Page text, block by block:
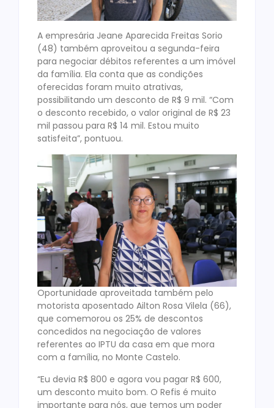
A empresária Jeane Aparecida Freitas Sorio
(48) também aproveitou a segunda-feira
para negociar débitos referentes a um imóvel
da família. Ela conta que as condições
oferecidas foram muito atrativas,
possibilitando um desconto de R$ 9 mil. “Com
o desconto recebido, o valor original de R$ 23
mil passou para R$ 14 mil. Estou muito
satisfeita”, pontuou.
Oportunidade aproveitada também pelo
motorista aposentado Ailton Rosa Vilela (66),
que comemorou os 25% de descontos
concedidos na negociação de valores
referentes ao IPTU da casa em que mora
com a família, no Monte Castelo.
“Eu devia R$ 800 e agora vou pagar R$ 600,
um desconto muito bom. O Refis é muito
importante para nós, que temos um poder